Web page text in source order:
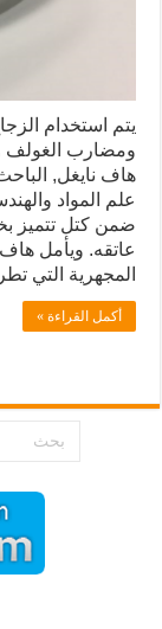
يتم استخدام
ومضارب الغولف
هاف نايغل,
علم المواد
ضمن كتل تتميز
عاتقه. ويأمل
المجهرية التي
أكمل القراءة »